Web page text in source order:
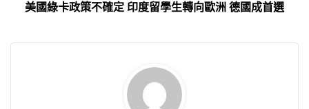
美國綠卡政策不確定 印度留學生轉向歐洲 德國成首選